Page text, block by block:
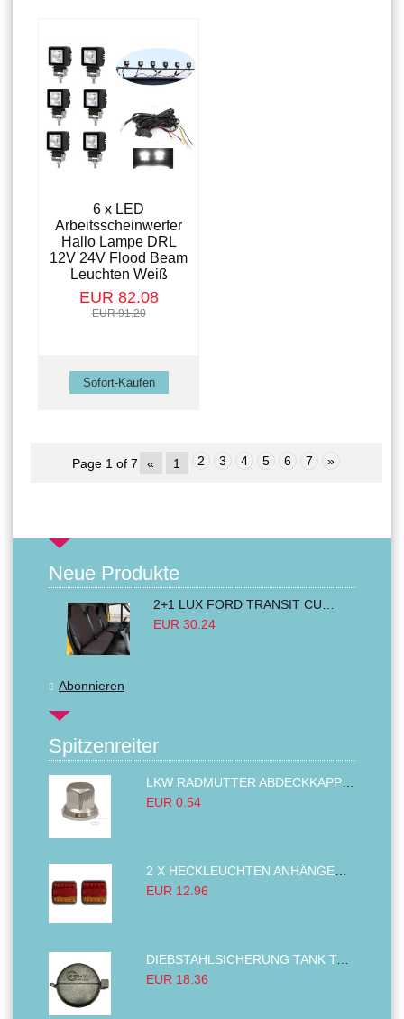
6 x LED
Arbeitsscheinwerfer
Hallo Lampe DRL
12V 24V Flood Beam
Leuchten Weiß
EUR 82.08
EUR 91.20
Page 1 of 7 « 1 2 3 4 5 6 7 »
Neue Produkte
EUR 30.24
Abonnieren
Spitzenreiter
EUR 0.54
EUR 12.96
DIEBSTAHLSICHERUNG TANK TANKDECKEL DIESELTANK KRAFTSTOFFTANKDECKEL VERRIEGELUNG PASSEND FÜR LKW PKW TRAKTOREN BAGGER 80MM
EUR 18.36